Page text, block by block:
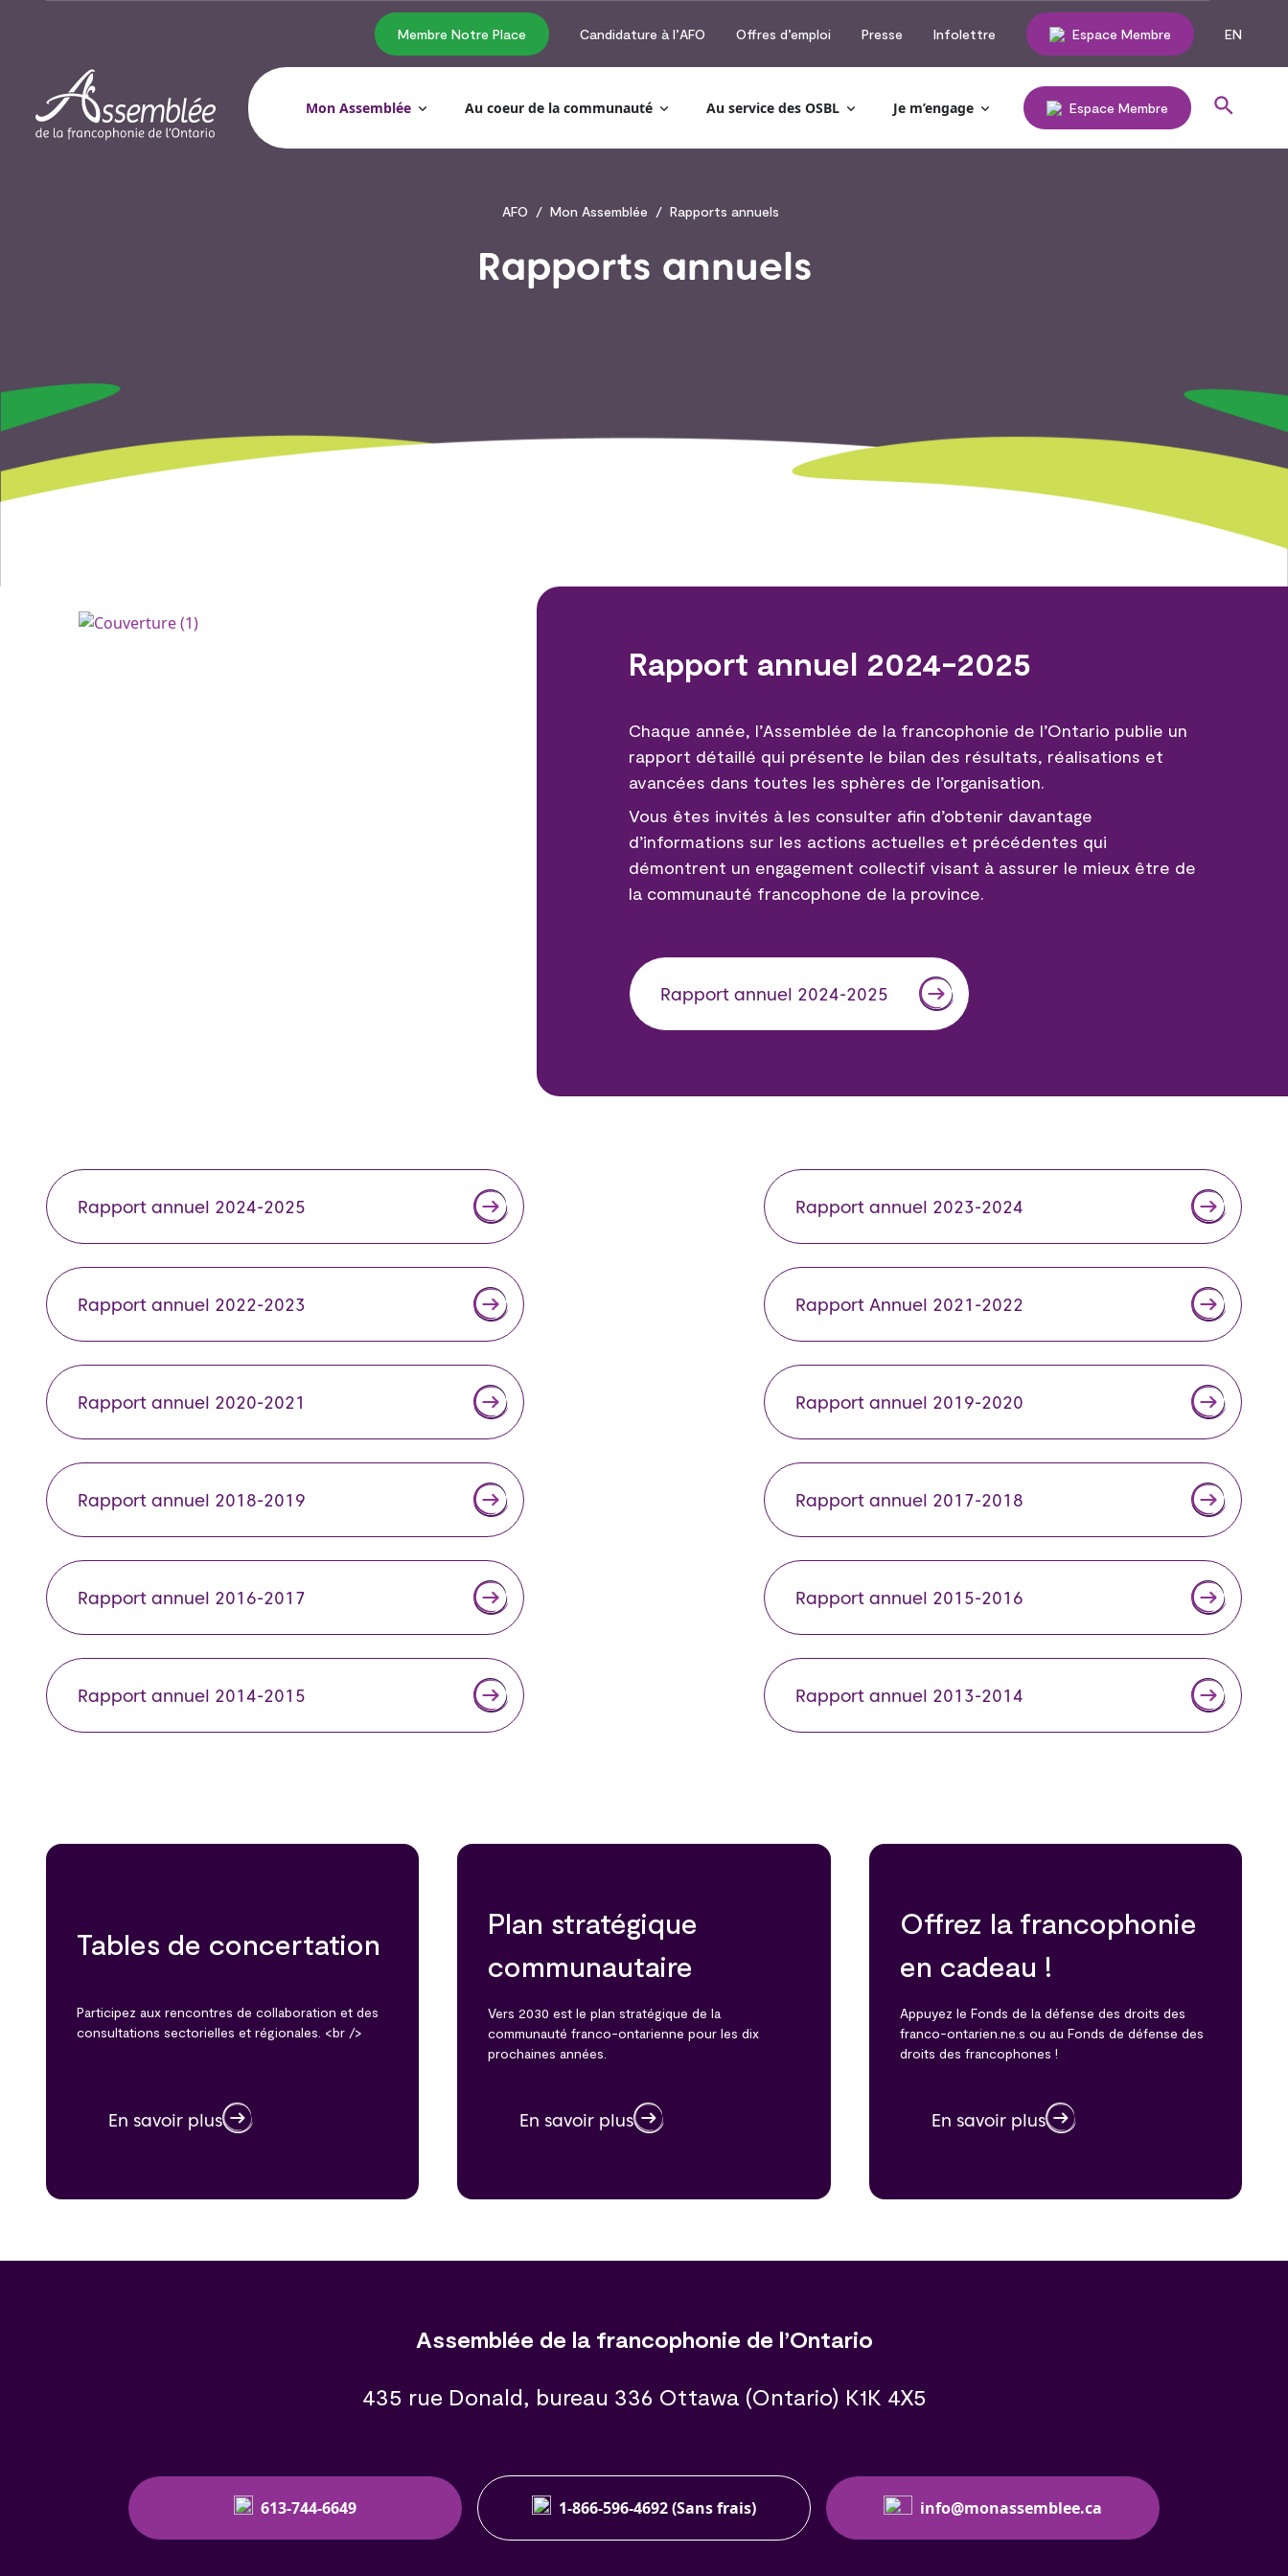
Membre Notre Place Candidature à l’AFO Offres d’emploi Presse Infolettre Espace Membre EN
Mon Assemblée Au coeur de la communauté Au service des OSBL Je m’engage Espace Membre
AFO Mon Assemblée Rapports annuels
Rapports annuels
Rapport annuel 2024-2025
Chaque année, l’Assemblée de la francophonie de l’Ontario publie un
rapport détaillé qui présente le bilan des résultats, réalisations et
avancées dans toutes les sphères de l’organisation.
Vous êtes invités à les consulter afin d’obtenir davantage
d’informations sur les actions actuelles et précédentes qui
démontrent un engagement collectif visant à assurer le mieux être de
la communauté francophone de la province.
Rapport annuel 2024-2025
Rapport annuel 2024-2025 Rapport annuel 2023-2024
Rapport annuel 2022-2023 Rapport Annuel 2021-2022
Rapport annuel 2020-2021 Rapport annuel 2019-2020
Rapport annuel 2018-2019 Rapport annuel 2017-2018
Rapport annuel 2016-2017 Rapport annuel 2015-2016
Rapport annuel 2014-2015 Rapport annuel 2013-2014
Tables de concertation
Participez aux rencontres de collaboration et des
consultations sectorielles et régionales. <br />
En savoir plus
Plan stratégique
communautaire
Vers 2030 est le plan stratégique de la
communauté franco-ontarienne pour les dix
prochaines années.
En savoir plus
Offrez la francophonie
en cadeau !
Appuyez le Fonds de la défense des droits des
franco-ontarien.ne.s ou au Fonds de défense des
droits des francophones !
En savoir plus
Assemblée de la francophonie de l’Ontario
435 rue Donald, bureau 336 Ottawa (Ontario) K1K 4X5
613-744-6649 1-866-596-4692 (Sans frais) info@monassemblee.ca